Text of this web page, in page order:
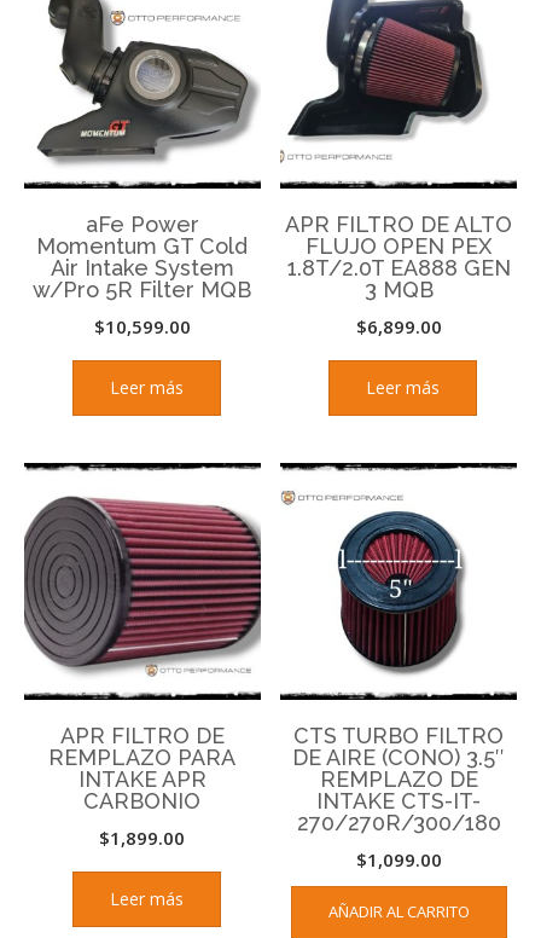
aFe Power
Momentum GT Cold
Air Intake System
w/Pro 5R Filter MQB
$10,599.00
Leer más
APR FILTRO DE ALTO
FLUJO OPEN PEX
1.8T/2.0T EA888 GEN
3 MQB
$6,899.00
Leer más
APR FILTRO DE
REMPLAZO PARA
INTAKE APR
CARBONIO
$1,899.00
Leer más
CTS TURBO FILTRO
DE AIRE (CONO) 3.5″
REMPLAZO DE
INTAKE CTS-IT-
270/270R/300/180
$1,099.00
AÑADIR AL CARRITO